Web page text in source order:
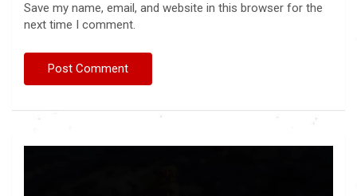
Save my name, email, and website in this browser for the
next time I comment.